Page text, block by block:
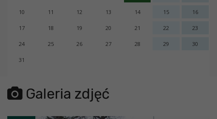
10 11 12 13 14 15 16
17 18 19 20 21 22 23
24 25 26 27 28 29 30
31
error getting json:
Galeria zdjęć